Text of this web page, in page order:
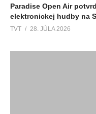
Paradise Open Air
elektronickej hudby na
TVT 28. JÚLA 2026